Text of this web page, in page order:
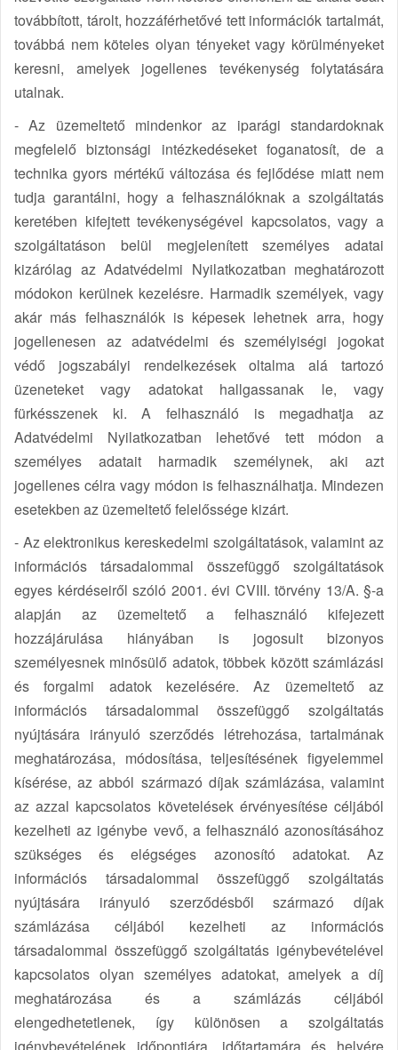
továbbított, tárolt, hozzáférhetővé tett információk tartalmát,
továbbá nem köteles olyan tényeket vagy körülményeket
keresni, amelyek jogellenes tevékenység folytatására
utalnak.
- Az üzemeltető mindenkor az iparági standardoknak
megfelelő biztonsági intézkedéseket foganatosít, de a
technika gyors mértékű változása és fejlődése miatt nem
tudja garantálni, hogy a felhasználóknak a szolgáltatás
keretében kifejtett tevékenységével kapcsolatos, vagy a
szolgáltatáson belül megjelenített személyes adatai
kizárólag az Adatvédelmi Nyilatkozatban meghatározott
módokon kerülnek kezelésre. Harmadik személyek, vagy
akár más felhasználók is képesek lehetnek arra, hogy
jogellenesen az adatvédelmi és személyiségi jogokat
védő jogszabályi rendelkezések oltalma alá tartozó
üzeneteket vagy adatokat hallgassanak le, vagy
fürkésszenek ki. A felhasználó is megadhatja az
Adatvédelmi Nyilatkozatban lehetővé tett módon a
személyes adatait harmadik személynek, aki azt
jogellenes célra vagy módon is felhasználhatja. Mindezen
esetekben az üzemeltető felelőssége kizárt.
- Az elektronikus kereskedelmi szolgáltatások, valamint az
információs társadalommal összefüggő szolgáltatások
egyes kérdéseiről szóló 2001. évi CVIII. törvény 13/A. §-a
alapján az üzemeltető a felhasználó kifejezett
hozzájárulása hiányában is jogosult bizonyos
személyesnek minősülő adatok, többek között számlázási
és forgalmi adatok kezelésére. Az üzemeltető az
információs társadalommal összefüggő szolgáltatás
nyújtására irányuló szerződés létrehozása, tartalmának
meghatározása, módosítása, teljesítésének figyelemmel
kísérése, az abból származó díjak számlázása, valamint
az azzal kapcsolatos követelések érvényesítése céljából
kezelheti az igénybe vevő, a felhasználó azonosításához
szükséges és elégséges azonosító adatokat. Az
információs társadalommal összefüggő szolgáltatás
nyújtására irányuló szerződésből származó díjak
számlázása céljából kezelheti az információs
társadalommal összefüggő szolgáltatás igénybevételével
kapcsolatos olyan személyes adatokat, amelyek a díj
meghatározása és a számlázás céljából
elengedhetetlenek, így különösen a szolgáltatás
igénybevételének időpontjára, időtartamára és helyére